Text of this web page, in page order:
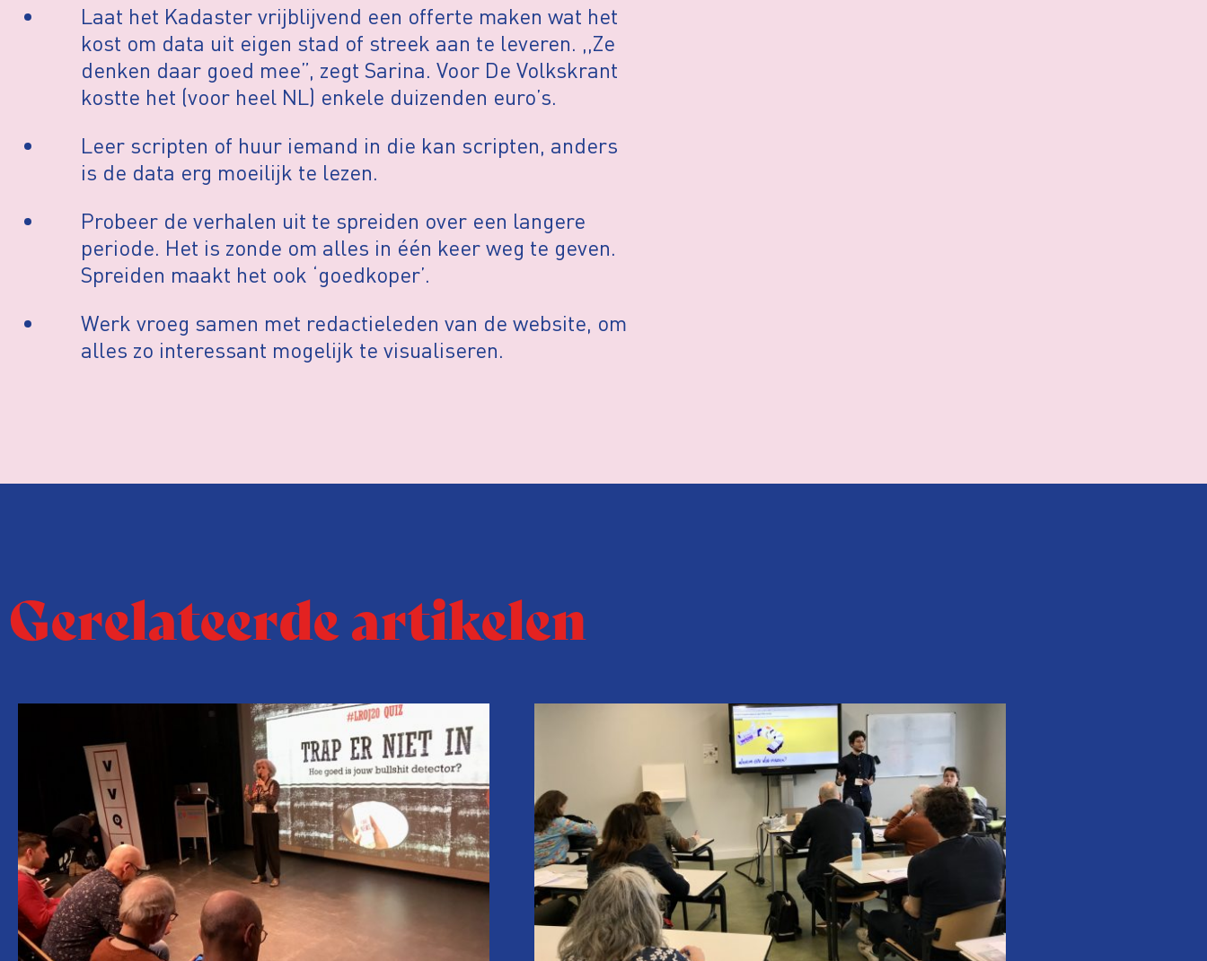
Laat het Kadaster vrijblijvend een offerte maken wat het
kost om data uit eigen stad of streek aan te leveren. ,,Ze
denken daar goed mee”, zegt Sarina. Voor De Volkskrant
kostte het (voor heel NL) enkele duizenden euro’s.
Leer scripten of huur iemand in die kan scripten, anders
is de data erg moeilijk te lezen.
Probeer de verhalen uit te spreiden over een langere
periode. Het is zonde om alles in één keer weg te geven.
Spreiden maakt het ook ‘goedkoper’.
Werk vroeg samen met redactieleden van de website, om
alles zo interessant mogelijk te visualiseren.
Gerelateerde artikelen